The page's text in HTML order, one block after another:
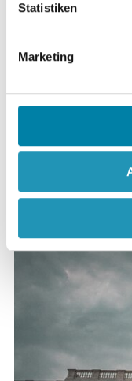
Statistiken
Marketing
Erforschung